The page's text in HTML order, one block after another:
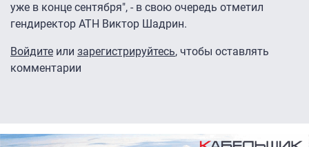
уже в конце сентября", - в свою очередь отметил
гендиректор АТН Виктор Шадрин.
Войдите или зарегистрируйтесь, чтобы оставлять
комментарии